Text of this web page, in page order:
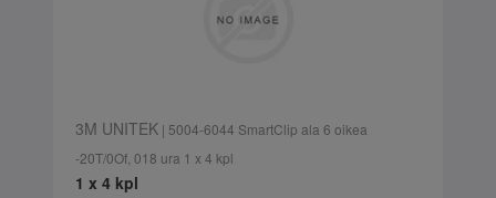
3M UNITEK| 5004-6044 SmartClip ala 6 oikea
-20T/0Of, 018 ura 1 x 4 kpl
1 x 4 kpl